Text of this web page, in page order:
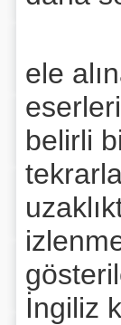
ele
belirli
İngiliz